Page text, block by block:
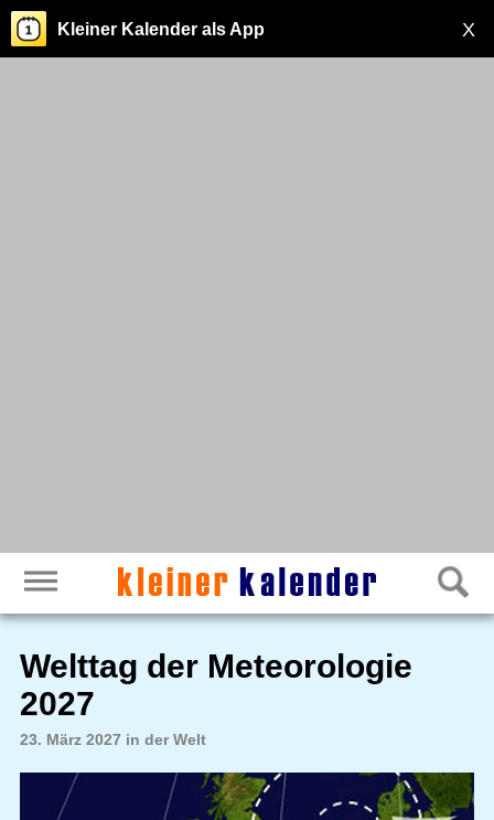
X
Kleiner Kalender als App
Welttag der Meteorologie
2027
23. März 2027 in der Welt